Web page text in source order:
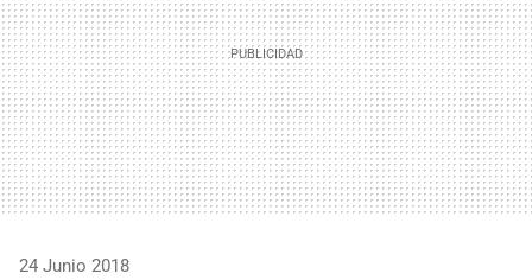
24 Junio 2018